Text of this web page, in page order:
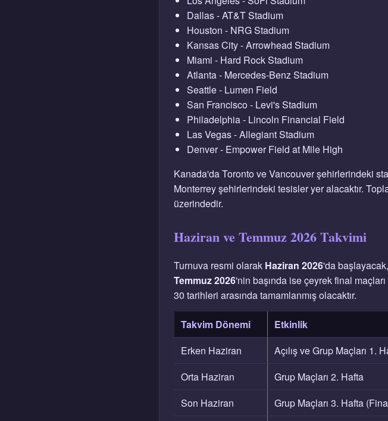
Dallas - AT&T Stadium
Houston - NRG Stadium
Kansas City - Arrowhead Stadium
Miami - Hard Rock Stadium
Atlanta - Mercedes-Benz Stadium
Seattle - Lumen Field
San Francisco - Levi's Stadium
Philadelphia - Lincoln Financial Field
Las Vegas - Allegiant Stadium
Denver - Empower Field at Mile High
Kanada'da Toronto ve Vancouver şehirlerindeki
Monterrey şehirlerindeki tesisler yer alacaktır.
üzerindedir.
Haziran ve Temmuz 2026 Takvimi
Turnuva resmi olarak Haziran 2026'da
Temmuz 2026'nin başında ise çeyrek final maçları
30 tarihleri arasında tamamlanmış olacaktır.
Takvim Dönemi Etkinlik
Erken Haziran
Açılış ve Grup Maçları 1.
Orta Haziran
Grup Maçları 2. Hafta
Son Haziran
Grup Maçları 3. Hafta